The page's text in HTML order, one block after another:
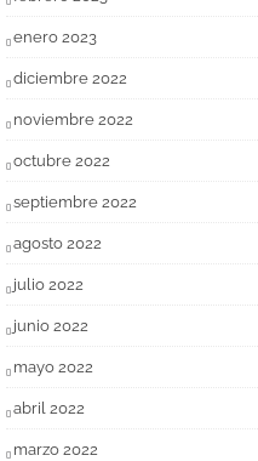
enero 2023
diciembre 2022
noviembre 2022
octubre 2022
septiembre 2022
agosto 2022
julio 2022
junio 2022
mayo 2022
abril 2022
marzo 2022